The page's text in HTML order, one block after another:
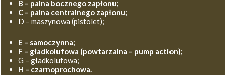
B – palna bocznego zapłonu;
C – palna centralnego zapłonu;
D – maszynowa (pistolet);
E – samoczynna;
F – gładkolufowa (powtarzalna – pump action);
G – gładkolufowa;
H – czarnoprochowa.